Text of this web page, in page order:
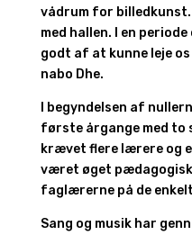
vådrum for
med hallen. I en
godt af at kunne leje
nabo Dhe.
I begyndelsen af
første årgange med to
krævet flere lærere og
været øget pædagogisk
faglærerne på de
Sang og musik har